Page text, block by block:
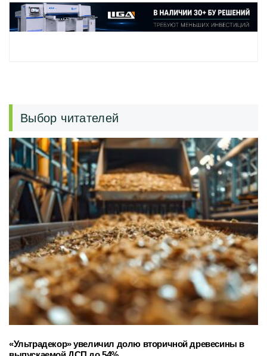
Выбор читателей
«Ультрадекор» увеличил долю вторичной древесины в